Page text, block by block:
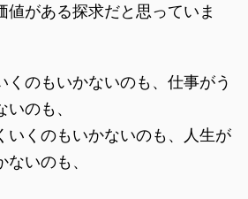
値がある探求だと思っていま
くのもいかないのも、仕事がう
のも、
いくのもいかないのも、人生が
いのも、